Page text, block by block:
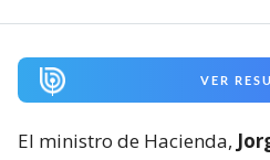
VER
El ministro de Hacienda,